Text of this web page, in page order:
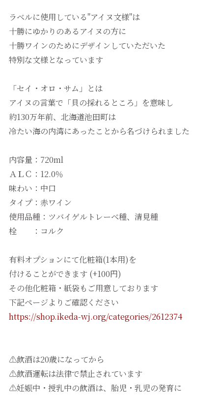
ラベルに使用している"アイヌ文様"は
十勝にゆかりのあるアイヌの方に
十勝ワインのためにデザインしていただいた
特別な文様となっています
「セイ・オロ・サム」とは
アイヌの言葉で「貝の採れるところ」を意味し
約130万年前、北海道池田町は
冷たい海の内湾にあったことから名づけられました
内容量：720ml
ＡＬＣ：12.0％
味わい：中口
タイプ：赤ワイン
使用品種：ツバイゲルトレーベ種、清見種
栓 ：コルク
有料オプションにて化粧箱(1本用)を
付けることができます (+100円)
その他化粧箱・紙袋もご用意しております
下記ページよりご確認ください
https://shop.ikeda-wj.org/categories/2612374
⚠飲酒は20歳になってから
⚠飲酒運転は法律で禁止されています
⚠妊娠中・授乳中の飲酒は、胎児・乳児の発育に